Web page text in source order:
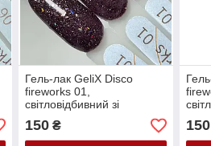
Гель-лак GeliX Disco
fireworks 01,
світловідбивний зі
шматочками битого скла
150₴ 150